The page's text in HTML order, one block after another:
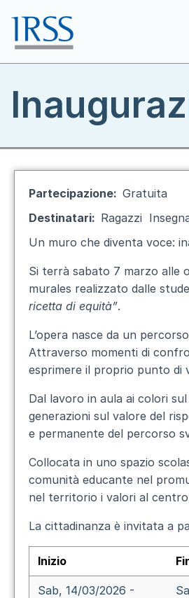
Partecipazione
Gratuita
Destinatari
Ragazzi
Un muro che diventa voce:
Si terrà sabato 7 marzo alle
murales realizzato dalle
ricetta di equità”.
L’opera nasce da un
Attraverso momenti di
esprimere il proprio punto di
Dal lavoro in aula ai colori
generazioni sul valore del
e permanente del percorso
Collocata in uno spazio
comunità educante nel
nel territorio i valori al
La cittadinanza è invitata a
Inizio
Sab, 14/03/2026 -